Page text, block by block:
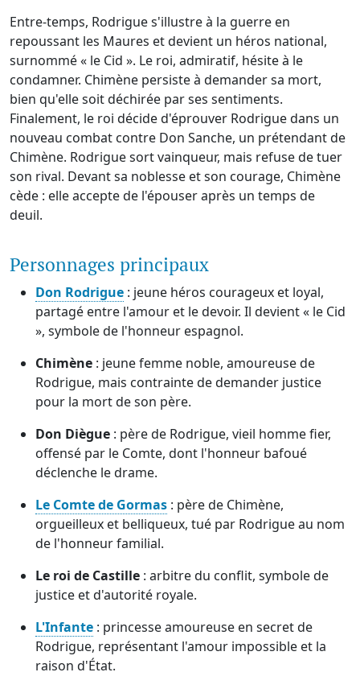
Entre-temps, Rodrigue s'illustre à la guerre en
repoussant les Maures et devient un héros national,
surnommé « le Cid ». Le roi, admiratif, hésite à le
condamner. Chimène persiste à demander sa mort,
bien qu'elle soit déchirée par ses sentiments.
Finalement, le roi décide d'éprouver Rodrigue dans un
nouveau combat contre Don Sanche, un prétendant de
Chimène. Rodrigue sort vainqueur, mais refuse de tuer
son rival. Devant sa noblesse et son courage, Chimène
cède : elle accepte de l'épouser après un temps de
deuil.
Personnages principaux
Don Rodrigue : jeune héros courageux et loyal,
partagé entre l'amour et le devoir. Il devient « le Cid
», symbole de l'honneur espagnol.
Chimène : jeune femme noble, amoureuse de
Rodrigue, mais contrainte de demander justice
pour la mort de son père.
Don Diègue : père de Rodrigue, vieil homme fier,
offensé par le Comte, dont l'honneur bafoué
déclenche le drame.
Le Comte de Gormas : père de Chimène,
orgueilleux et belliqueux, tué par Rodrigue au nom
de l'honneur familial.
Le roi de Castille : arbitre du conflit, symbole de
justice et d'autorité royale.
L'Infante : princesse amoureuse en secret de
Rodrigue, représentant l'amour impossible et la
raison d'État.